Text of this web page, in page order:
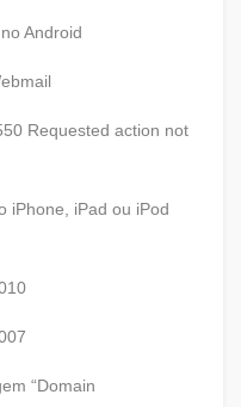
Android
Requested action not
iPhone, iPad ou iPod
“Domain